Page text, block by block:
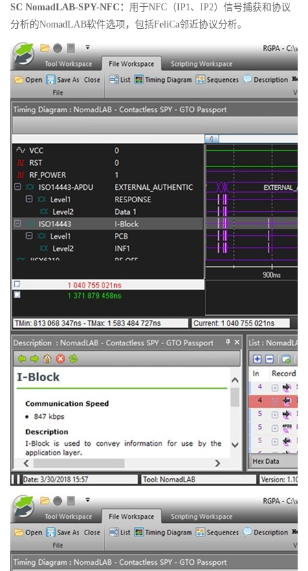
SC NomadLAB-SPY-NFC： 用于NFC（IP1、IP2）信号捕获和协议
分析的NomadLAB软件选项，包括FeliCa邻近协议分析。